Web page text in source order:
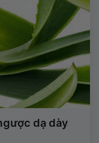
dạ dày